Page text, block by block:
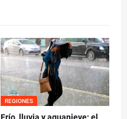
REGIONES